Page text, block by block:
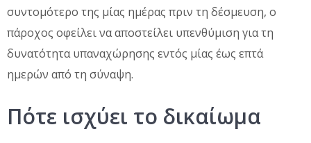
συντομότερο της μίας ημέρας πριν τη δέσμευση, ο
πάροχος οφείλει να αποστείλει υπενθύμιση για τη
δυνατότητα υπαναχώρησης εντός μίας έως επτά
ημερών από τη σύναψη.
Πότε ισχύει το δικαίωμα